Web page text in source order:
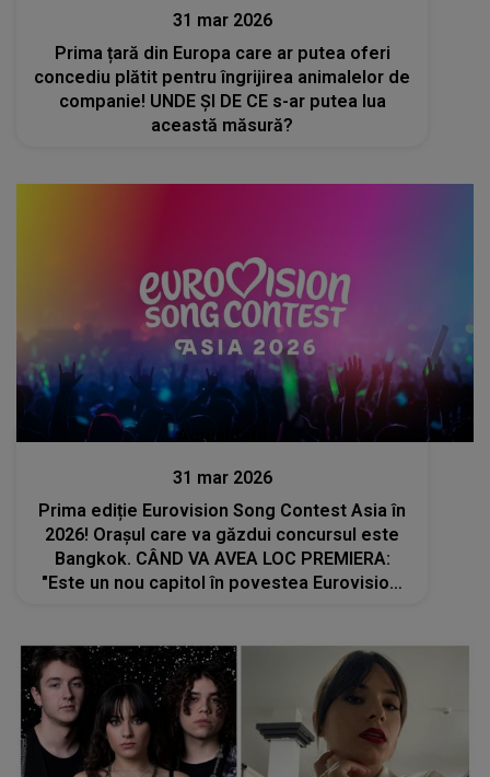
31 mar 2026
Prima țară din Europa care ar putea oferi
concediu plătit pentru îngrijirea animalelor de
companie! UNDE ȘI DE CE s-ar putea lua
această măsură?
Actualitate
31 mar 2026
Prima ediție Eurovision Song Contest Asia în
2026! Orașul care va găzdui concursul este
Bangkok. CÂND VA AVEA LOC PREMIERA:
"Este un nou capitol în povestea Eurovision.